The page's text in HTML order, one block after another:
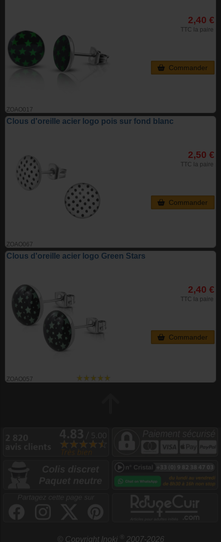
ZOAO017
2,40 €
TTC la paire
Commander
Clous d'oreille acier logo pois sur fond blanc
ZOAO067
2,50 €
TTC la paire
Commander
Clous d'oreille acier logo Green Stars
ZOAO057
2,40 €
TTC la paire
Commander
© Copyright Inoki ® 2007-2026